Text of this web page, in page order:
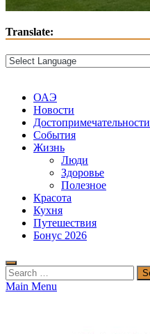
Translate:
ОАЭ
Новости
Достопримечательности
События
Жизнь
Люди
Здоровье
Полезное
Красота
Кухня
Путешествия
Бонус 2026
Search
for:
Main Menu